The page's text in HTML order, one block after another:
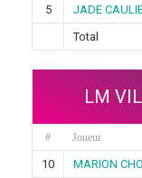
5
JADE
Total
LM
# Joueur
10 MARION